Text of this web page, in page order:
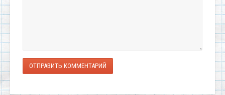
ОТПРАВИТЬ КОММЕНТАРИЙ